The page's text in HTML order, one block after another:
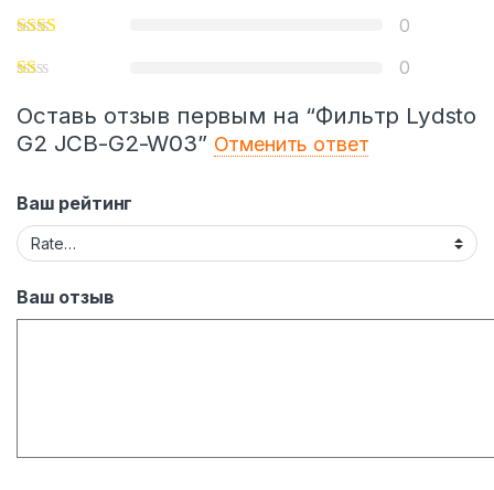
0
0
Оставь отзыв первым на “Фильтр Lydsto
G2 JCB-G2-W03” Отменить ответ
Ваш рейтинг
Ваш отзыв